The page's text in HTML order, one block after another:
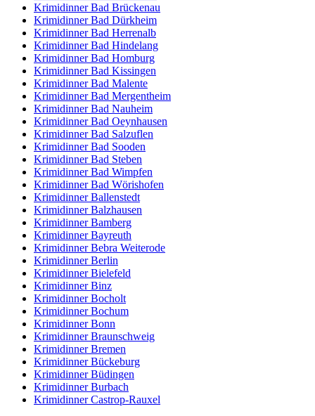
Krimidinner Bad Brückenau
Krimidinner Bad Dürkheim
Krimidinner Bad Herrenalb
Krimidinner Bad Hindelang
Krimidinner Bad Homburg
Krimidinner Bad Kissingen
Krimidinner Bad Malente
Krimidinner Bad Mergentheim
Krimidinner Bad Nauheim
Krimidinner Bad Oeynhausen
Krimidinner Bad Salzuflen
Krimidinner Bad Sooden
Krimidinner Bad Steben
Krimidinner Bad Wimpfen
Krimidinner Bad Wörishofen
Krimidinner Ballenstedt
Krimidinner Balzhausen
Krimidinner Bamberg
Krimidinner Bayreuth
Krimidinner Bebra Weiterode
Krimidinner Berlin
Krimidinner Bielefeld
Krimidinner Binz
Krimidinner Bocholt
Krimidinner Bochum
Krimidinner Bonn
Krimidinner Braunschweig
Krimidinner Bremen
Krimidinner Bückeburg
Krimidinner Büdingen
Krimidinner Burbach
Krimidinner Castrop-Rauxel